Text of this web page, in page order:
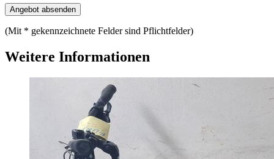
(Mit * gekennzeichnete Felder sind Pflichtfelder)
Weitere Informationen